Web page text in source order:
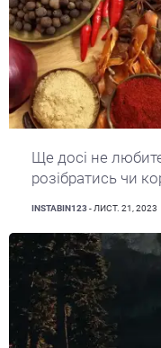
Ще досі не
розібратись чи
INSTABIN123 - ЛИСТ. 21, 2023